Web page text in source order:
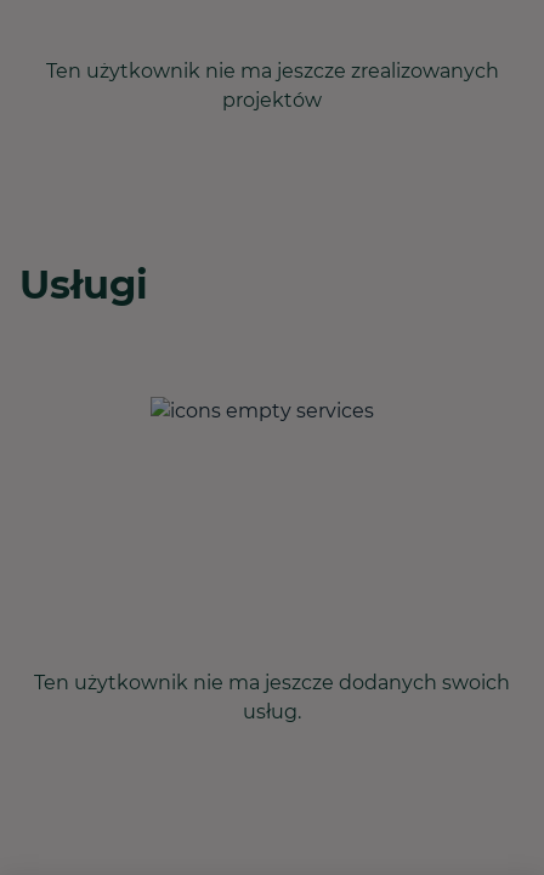
Ten użytkownik nie ma jeszcze zrealizowanych
projektów
Usługi
Ten użytkownik nie ma jeszcze dodanych swoich
usług.